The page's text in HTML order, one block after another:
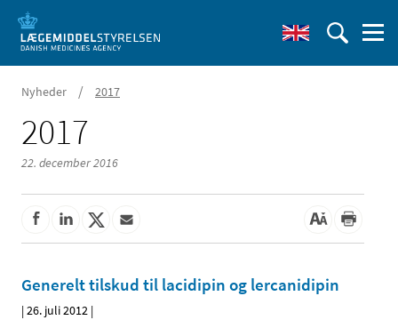
Nyheder / 2017
2017
22. december 2016
Generelt tilskud til lacidipin og lercanidipin
|26. juli 2012 |